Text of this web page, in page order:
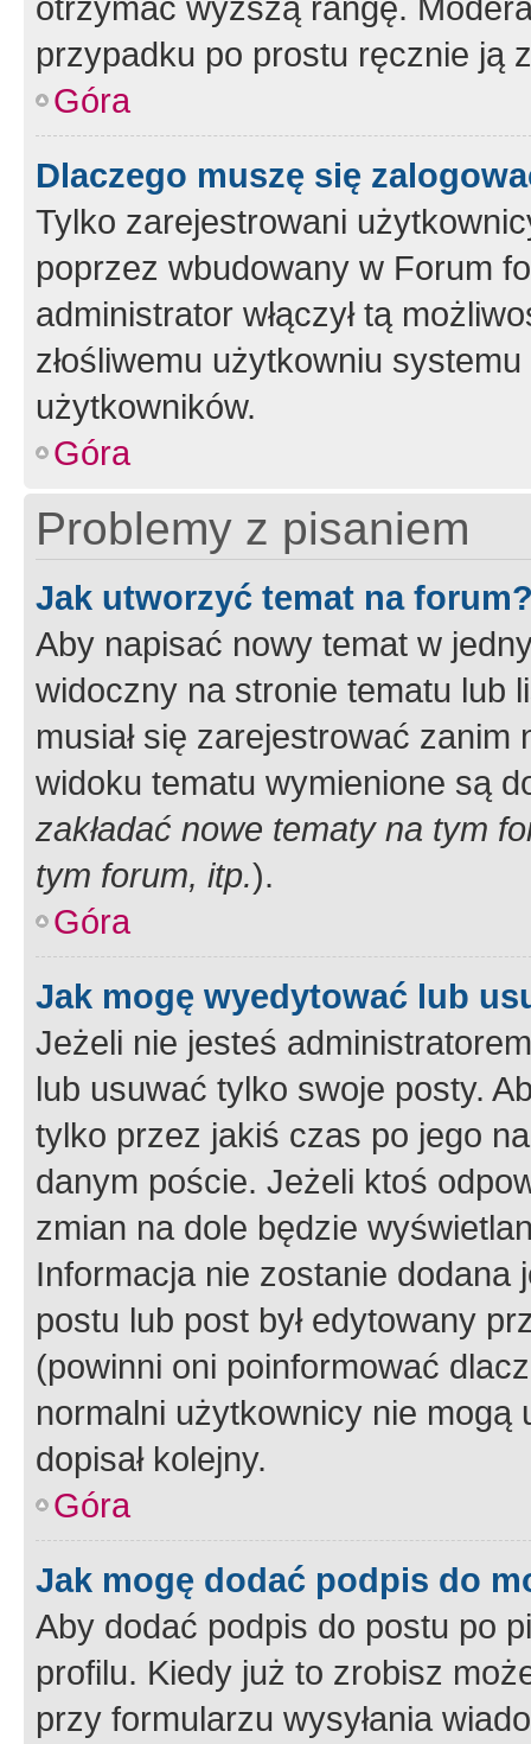
przypadku po prostu ręcznie ją
Góra
Dlaczego muszę się
Tylko zarejestrowani
poprzez wbudowany w Forum
administrator włączył tą
złośliwemu użytkowniu
użytkowników.
Góra
Problemy z pisaniem
Jak utworzyć temat na
Aby napisać nowy temat w
widoczny na stronie tematu lub
musiał się zarejestrować
widoku tematu wymienione są
zakładać nowe tematy na tym
tym forum, itp.).
Góra
Jak mogę wyedytować lub
Jeżeli nie jesteś
lub usuwać tylko swoje posty.
tylko przez jakiś czas po jego
danym poście. Jeżeli ktoś
zmian na dole będzie
Informacja nie zostanie dodana
postu lub post był edytowany
(powinni oni poinformować
normalni użytkownicy nie
dopisał kolejny.
Góra
Jak mogę dodać podpis do
Aby dodać podpis do postu po
profilu. Kiedy już to zrobisz
przy formularzu wysyłania